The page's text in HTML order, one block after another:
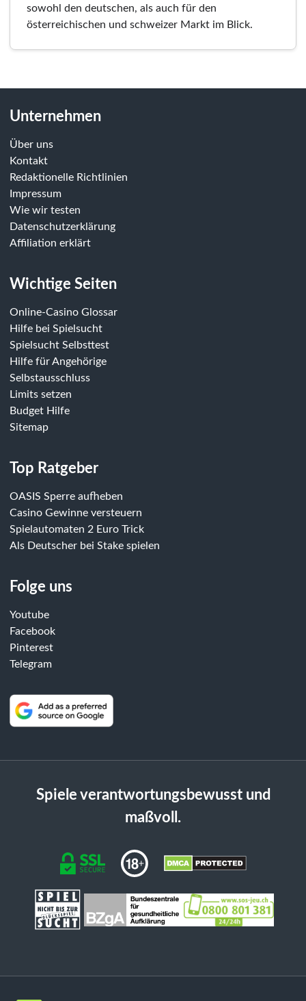
sowohl den deutschen, als auch für den
österreichischen und schweizer Markt im Blick.
Unternehmen
Über uns
Kontakt
Redaktionelle Richtlinien
Impressum
Wie wir testen
Datenschutzerklärung
Affiliation erklärt
Wichtige Seiten
Online-Casino Glossar
Hilfe bei Spielsucht
Spielsucht Selbsttest
Hilfe für Angehörige
Selbstausschluss
Limits setzen
Budget Hilfe
Sitemap
Top Ratgeber
OASIS Sperre aufheben
Casino Gewinne versteuern
Spielautomaten 2 Euro Trick
Als Deutscher bei Stake spielen
Folge uns
Youtube
Facebook
Pinterest
Telegram
Spiele verantwortungsbewusst und
maßvoll.